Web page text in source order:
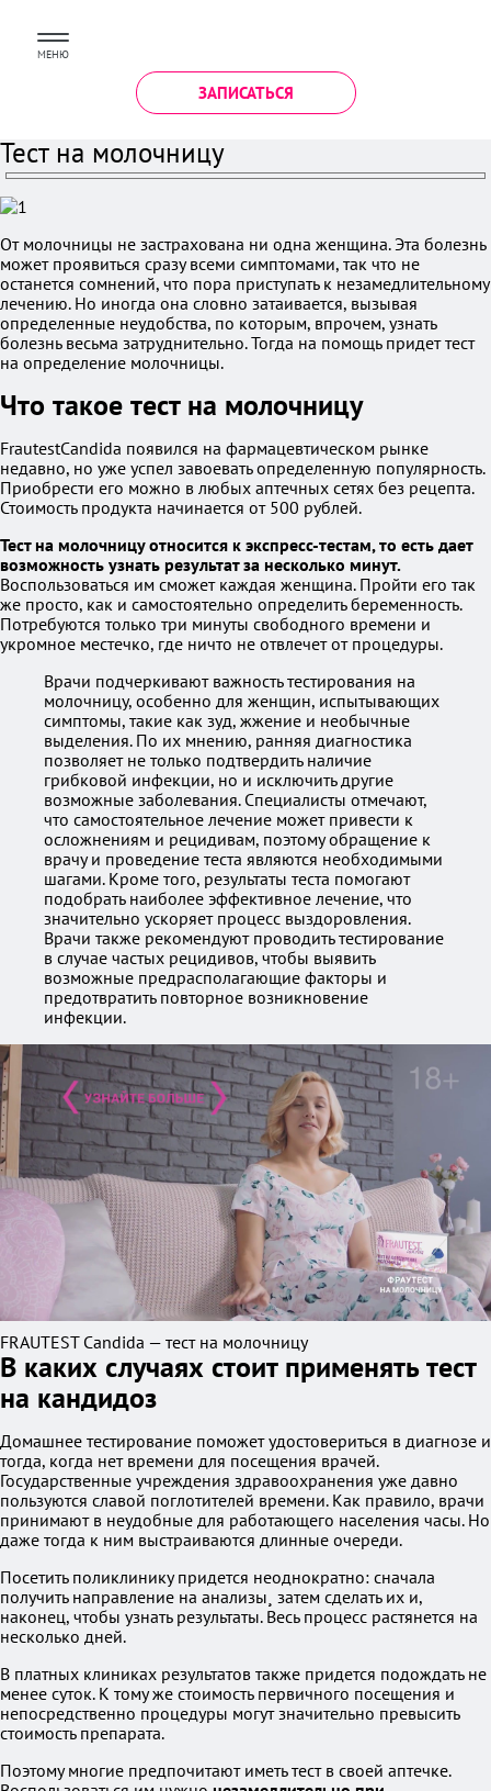
МЕНЮ
ЗАПИСАТЬСЯ
Тест на молочницу
От молочницы не застрахована ни одна женщина. Эта болезнь
может проявиться сразу всеми симптомами, так что не
останется сомнений, что пора приступать к незамедлительному
лечению. Но иногда она словно затаивается, вызывая
определенные неудобства, по которым, впрочем, узнать
болезнь весьма затруднительно. Тогда на помощь придет тест
на определение молочницы.
Что такое тест на молочницу
FrautestCandida появился на фармацевтическом рынке
недавно, но уже успел завоевать определенную популярность.
Приобрести его можно в любых аптечных сетях без рецепта.
Стоимость продукта начинается от 500 рублей.
Тест на молочницу относится к экспресс-тестам, то есть дает
возможность узнать результат за несколько минут.
Воспользоваться им сможет каждая женщина. Пройти его так
же просто, как и самостоятельно определить беременность.
Потребуются только три минуты свободного времени и
укромное местечко, где ничто не отвлечет от процедуры.
Врачи подчеркивают важность тестирования на
молочницу, особенно для женщин, испытывающих
симптомы, такие как зуд, жжение и необычные
выделения. По их мнению, ранняя диагностика
позволяет не только подтвердить наличие
грибковой инфекции, но и исключить другие
возможные заболевания. Специалисты отмечают,
что самостоятельное лечение может привести к
осложнениям и рецидивам, поэтому обращение к
врачу и проведение теста являются необходимыми
шагами. Кроме того, результаты теста помогают
подобрать наиболее эффективное лечение, что
значительно ускоряет процесс выздоровления.
Врачи также рекомендуют проводить тестирование
в случае частых рецидивов, чтобы выявить
возможные предрасполагающие факторы и
предотвратить повторное возникновение
инфекции.
FRAUTEST Candida — тест на молочницу
В каких случаях стоит применять тест
на кандидоз
Домашнее тестирование поможет удостовериться в диагнозе и
тогда, когда нет времени для посещения врачей.
Государственные учреждения здравоохранения уже давно
пользуются славой поглотителей времени. Как правило, врачи
принимают в неудобные для работающего населения часы. Но
даже тогда к ним выстраиваются длинные очереди.
Посетить поликлинику придется неоднократно: сначала
получить направление на анализы¸ затем сделать их и,
наконец, чтобы узнать результаты. Весь процесс растянется на
несколько дней.
В платных клиниках результатов также придется подождать не
менее суток. К тому же стоимость первичного посещения и
непосредственно процедуры могут значительно превысить
стоимость препарата.
Поэтому многие предпочитают иметь тест в своей аптечке.